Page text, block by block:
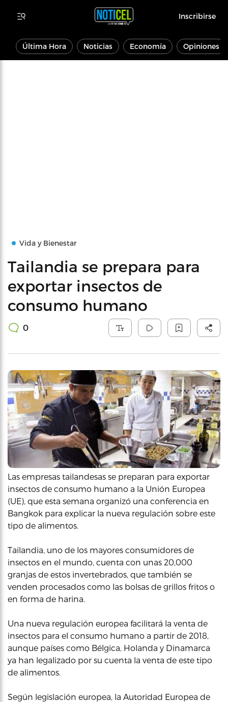
Inscribirse
Última Hora Noticias Economía Opiniones
Vida y Bienestar
Tailandia se prepara para
exportar insectos de
consumo humano
0
Las empresas tailandesas se preparan para exportar
insectos de consumo humano a la Unión Europea
(UE), que esta semana organizó una conferencia en
Bangkok para explicar la nueva regulación sobre este
tipo de alimentos.
Tailandia, uno de los mayores consumidores de
insectos en el mundo, cuenta con unas 20,000
granjas de estos invertebrados, que también se
venden procesados como las bolsas de grillos fritos o
en forma de harina.
Una nueva regulación europea facilitará la venta de
insectos para el consumo humano a partir de 2018,
aunque países como Bélgica, Holanda y Dinamarca
ya han legalizado por su cuenta la venta de este tipo
de alimentos.
Según legislación europea, la Autoridad Europea de